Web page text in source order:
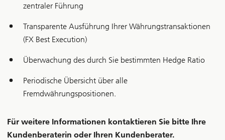
zentraler Führung
Transparente Ausführung Ihrer Währungstransaktionen
(FX Best Execution)
Überwachung des durch Sie bestimmten Hedge Ratio
Periodische Übersicht über alle
Fremdwährungspositionen.
Für weitere Informationen kontaktieren Sie bitte Ihre
Kundenberaterin oder Ihren Kundenberater.